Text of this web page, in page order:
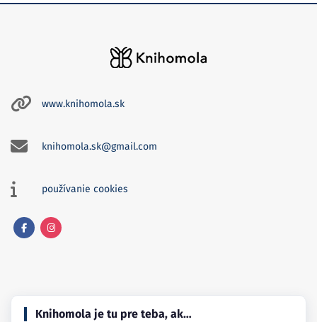
www.knihomola.sk
knihomola.sk@gmail.com
používanie cookies
Knihomola je tu pre teba, ak…